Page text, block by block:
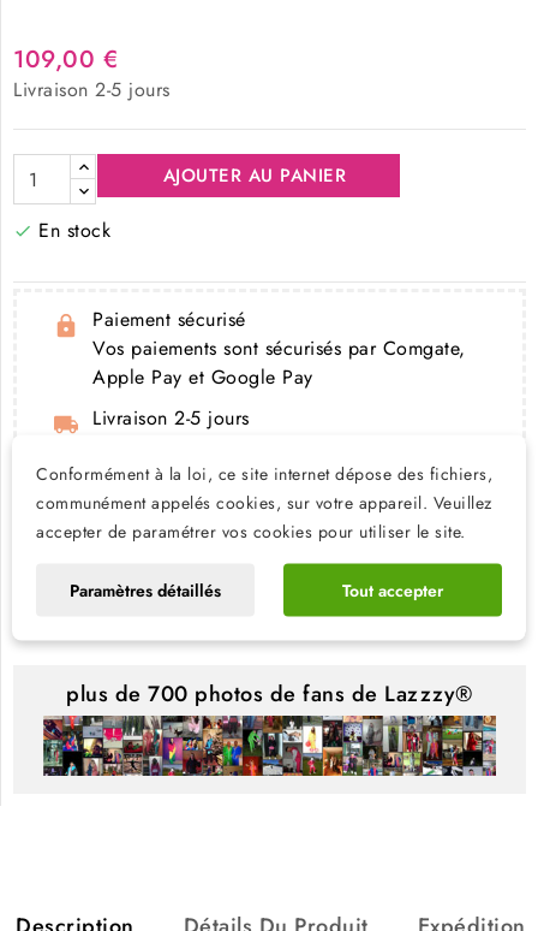
109,00 €
Livraison 2-5 jours
AJOUTER AU PANIER
 En stock
Paiement sécurisé
Vos paiements sont sécurisés par Comgate,
Apple Pay et Google Pay
Livraison 2-5 jours
mondial relais - Livraison offerte à partir de
150€
Echange/retour
Retour ou échange de taille, de modèle
possible sous 14 jours après réception
plus de 700 photos de fans de Lazzzy®
Conformément à la loi, ce site internet dépose des fichiers,
communément appelés cookies, sur votre appareil. Veuillez
accepter de paramétrer vos cookies pour utiliser le site.
Paramètres détaillés Tout accepter